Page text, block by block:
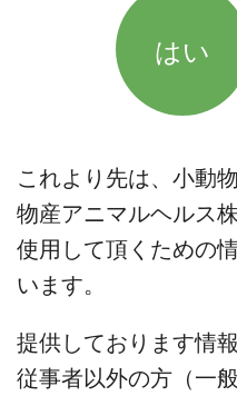
はい
これより先は、小動
物産アニマルヘルス
使用して頂くための
います。
提供しております情
従事者以外の方（一